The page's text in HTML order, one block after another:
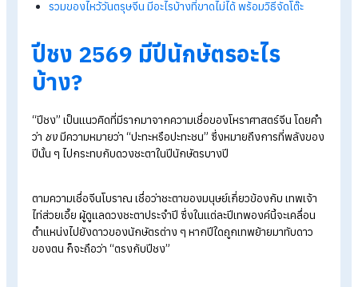
พลังมงคลให้ชีวิตราบรื่นตลอดปี
อ่านบทความที่เกี่ยวข้องเพิ่มเติม
ฤกษ์ดี ฤกษ์มงคล วันมงคลปี 67วันธงชัย วันอธิบดี ทำบุญบริ
ตรุษจีน2568ประวัติความเป็นมาและความสำคัญวันจ่าย-ไหว้-
เที่ยว
รวมของไหว้วันตรุษจีน มีอะไรบ้างที่ขาดไม่ได้ พร้อมวิธีจัดโต๊ะ
ปีชง 2569 มีปีนักษัตรอะไร